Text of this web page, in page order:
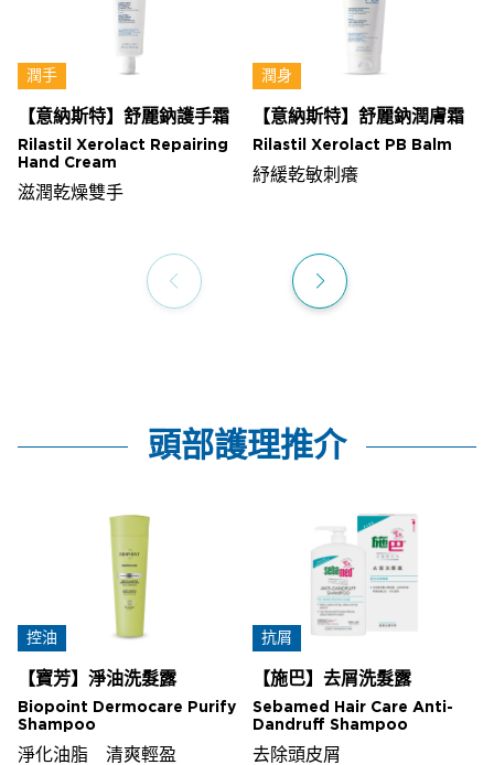
潤手
【意納斯特】舒麗鈉護手霜
Rilastil Xerolact Repairing
Hand Cream
滋潤乾燥雙手
潤身
【意納斯特】舒麗鈉潤膚霜
Rilastil Xerolact PB Balm
紓緩乾敏刺癢
頭部護理推介
控油
【寶芳】淨油洗髮露
Biopoint Dermocare Purify
Shampoo
淨化油脂 清爽輕盈
抗屑
【施巴】去屑洗髮露
Sebamed Hair Care Anti-
Dandruff Shampoo
去除頭皮屑